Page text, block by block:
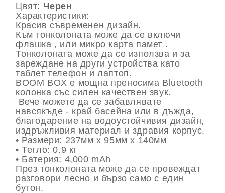
Цвят: Черен
Характеристики:
Красив съвременен дизайн.
Към тонколоната може да се включи
флашка , или микро карта памет .
Тонколоната може да се използва и за
зареждане на други устройства като
таблет телефон и лаптоп.
BOOM BOX е мощна преносима Bluetooth
колонка със силен качествен звук.
Вече можете да се забавлявате
навсякъде - край басейна или в дъжда,
благодарение на водоустойчивия дизайн,
издръжливия материал и здравия корпус.
• Размери: 237мм x 95мм x 140мм
• Тегло: 0.9 кг
• Батерия: 4,000 mAh
През тонколоната може да се провеждат
разговори лесно и бързо само с един
бутон.